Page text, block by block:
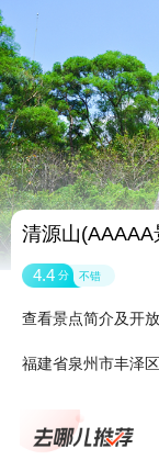
清源山(AAAAA
4.4 分 不错
查看景点简介及开
福建省泉州市丰泽